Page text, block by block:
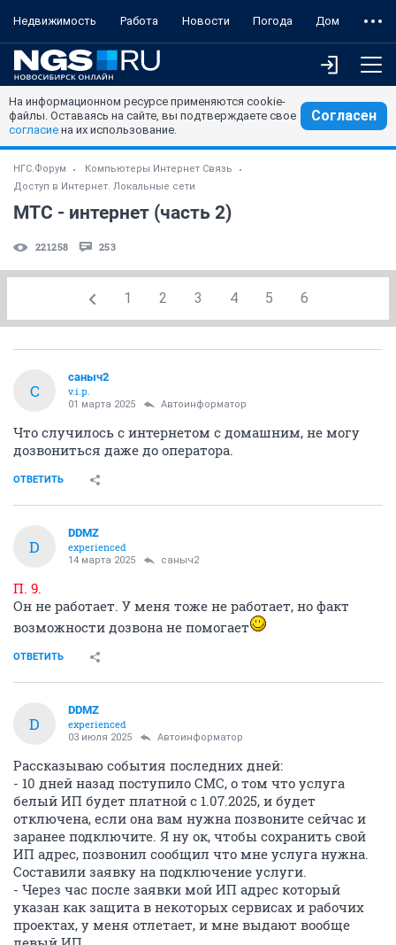
Недвижимость Работа Новости Погода Дом
На информационном ресурсе применяются cookie-
файлы. Оставаясь на сайте, вы подтверждаете свое
согласие на их использование.
Согласен
НГС.Форум
Компьютеры Интернет Связь
Доступ в Интернет. Локальные сети
МТС - интернет (часть 2)
221258 253
1 2 3 4 5 6
С
саныч2
v.i.p.
01 марта 2025 Автоинформатор
Что случилось с интернетом с домашним, не могу
дозвониться даже до оператора.
ОТВЕТИТЬ
D
DDMZ
experienced
14 марта 2025 саныч2
П. 9.
Он не работает. У меня тоже не работает, но факт
возможности дозвона не помогает
ОТВЕТИТЬ
D
DDMZ
experienced
03 июля 2025 Автоинформатор
Рассказываю события последних дней:
- 10 дней назад поступило СМС, о том что услуга
белый ИП будет платной с 1.07.2025, и будет
отключена, если она вам нужна позвоните сейчас и
заранее подключите. Я ну ок, чтобы сохранить свой
ИП адрес, позвонил сообщил что мне услуга нужна.
Составили заявку на подключение услуги.
- Через час после заявки мой ИП адрес который
указан как защита в некоторых сервисах и рабочих
проектах, у меня отлетает, и мне выдают вообще